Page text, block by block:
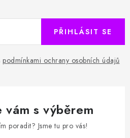
podmínkami ochrany osobních údajů
PŘIHLÁSIT SE
vám s výběrem
poradit? Jsme tu pro vás!